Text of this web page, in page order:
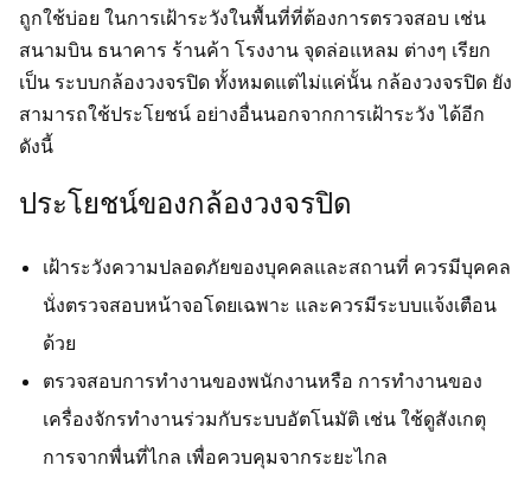
ถูกใช้บ่อย ในการเฝ้าระวังในพื้นที่ที่ต้องการตรวจสอบ เช่น
สนามบิน ธนาคาร ร้านค้า โรงงาน จุดล่อแหลม ต่างๆ เรียก
เป็น ระบบกล้องวงจรปิด ทั้งหมดแต่ไม่แค่นั้น กล้องวงจรปิด ยัง
สามารถใช้ประโยชน์ อย่างอื่นนอกจากการเฝ้าระวัง ได้อีก
ดังนี้
ประโยชน์ของกล้องวงจรปิด
เฝ้าระวังความปลอดภัยของบุคคลและสถานที่ ควรมีบุคคล
นั่งตรวจสอบหน้าจอโดยเฉพาะ และควรมีระบบแจ้งเตือน
ด้วย
ตรวจสอบการทำงานของพนักงานหรือ การทำงานของ
เครื่องจักรทำงานร่วมกับระบบอัตโนมัติ เช่น ใช้ดูสังเกตุ
การจากพื่นที่ไกล เพื่อควบคุมจากระยะไกล